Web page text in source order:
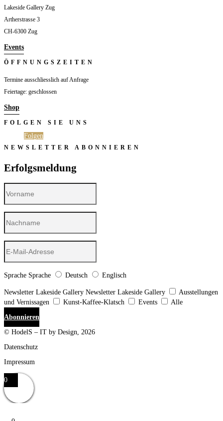
Lakeside Gallery Zug
Artherstrasse 3
CH-6300 Zug
Events
ÖFFNUNGSZEITEN
Termine ausschliesslich auf Anfrage
Feiertage: geschlossen
Shop
FOLGEN SIE UNS
Folgen
NEWSLETTER ABONNIEREN
Erfolgsmeldung
Sprache Sprache Deutsch Englisch
Newsletter Lakeside Gallery Newsletter Lakeside Gallery
Ausstellungen
und Vernissagen
Kunst-Kaffee-Klatsch Events
Alle
Abonnieren
© HodelS – IT by Design, 2026
Datenschutz
Impressum
0